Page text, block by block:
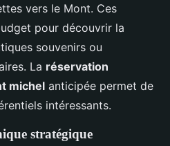
vers le Mont. Ces
pour découvrir la
souvenirs ou
La réservation
michel anticipée permet de
intéressants.
stratégique